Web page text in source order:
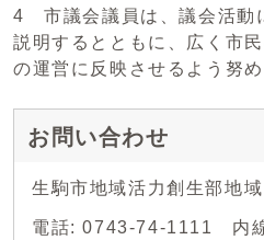
4 市議会議員は、議会活動
説明するとともに、広く市
の運営に反映させるよう努め
お問い合わせ
生駒市地域活力創生部地
電話: 0743-74-1111 内